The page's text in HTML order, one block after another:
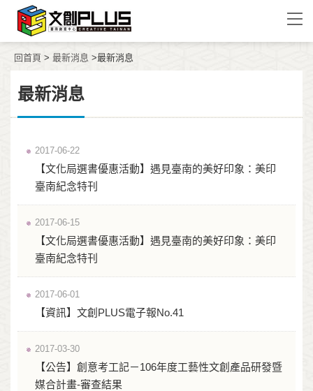
回首頁 > 最新消息 >最新消息
最新消息
2017-06-22
【文化局選書優惠活動】遇見臺南的美好印象：美印
臺南紀念特刊
2017-06-15
【文化局選書優惠活動】遇見臺南的美好印象：美印
臺南紀念特刊
2017-06-01
【資訊】文創PLUS電子報No.41
2017-03-30
【公告】創意考工記－106年度工藝性文創產品研發暨
媒合計畫-審查結果